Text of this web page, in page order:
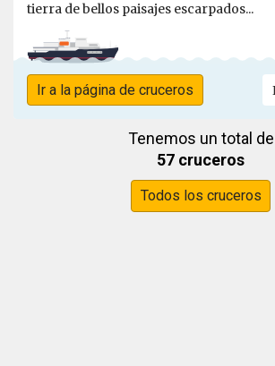
tierra de bellos paisajes escarpados...
Ir a la página de cruceros
Tenemos un total de
57 cruceros
Todos los cruceros